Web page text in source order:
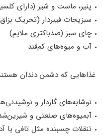
پنیر، ماست و شیر (دارای
سبزیجات فیبردار (تحریک
چای سبز (ضدباکتری ملایم)
آب و میوه‌های کم‌قند
غذاهایی که دشمن دندان
نوشابه‌های گازدار و
آبمیوه‌های صنعتی و
تنقلات چسبنده مثل تافی یا